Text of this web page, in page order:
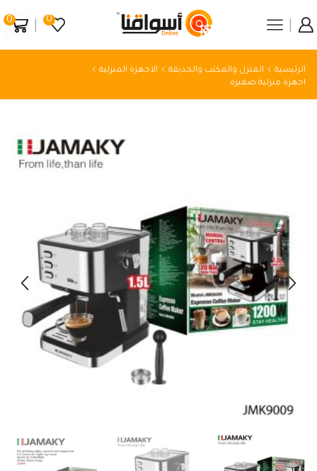
0
0
الرئيسية المنزل والمكتب والحديقة
الاجهزة المنزلية
اجهزة منزلية صغيرة